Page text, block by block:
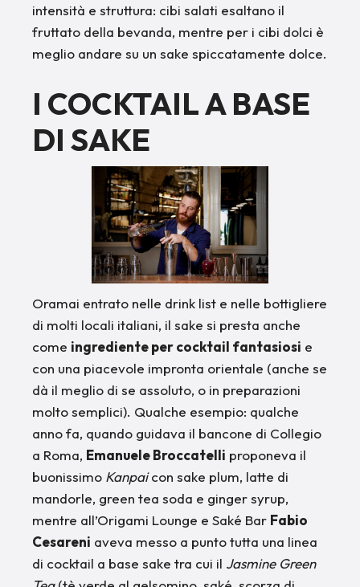
intensità e struttura: cibi salati esaltano il
fruttato della bevanda, mentre per i cibi dolci è
meglio andare su un sake spiccatamente dolce.
I COCKTAIL A BASE
DI SAKE
Oramai entrato nelle drink list e nelle bottigliere
di molti locali italiani, il sake si presta anche
come ingrediente per cocktail fantasiosi e
con una piacevole impronta orientale (anche se
dà il meglio di se assoluto, o in preparazioni
molto semplici). Qualche esempio: qualche
anno fa, quando guidava il bancone di Collegio
a Roma, Emanuele Broccatelli proponeva il
buonissimo Kanpaicon sake plum, latte di
mandorle, green tea soda e ginger syrup,
mentre all’Origami Lounge e Saké Bar Fabio
Cesareni aveva messo a punto tutta una linea
di cocktail a base sake tra cui il Jasmine Green